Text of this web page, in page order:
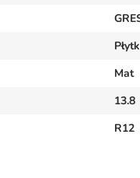
Mat
13.8
R12